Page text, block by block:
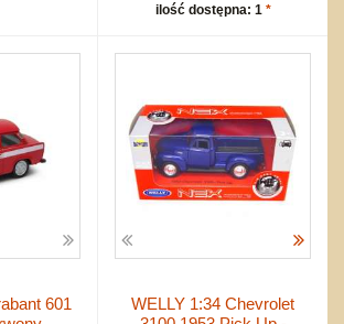
ilość dostępna: 1 *
601
WELLY 1:34 Chevrolet